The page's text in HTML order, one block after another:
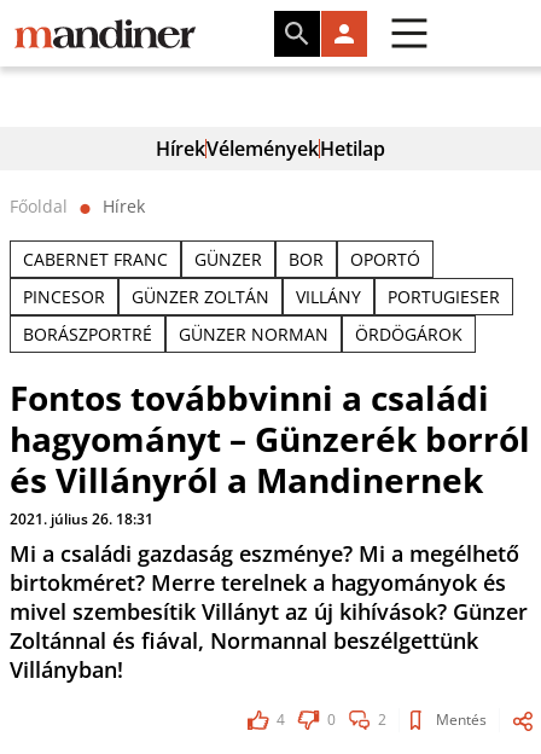
HírekVéleményekHetilap
Főoldal ⬤ Hírek
CABERNET FRANC GÜNZER BOR
OPORTÓ
PINCESOR
GÜNZER ZOLTÁN VILLÁNY
PORTUGIESER
BORÁSZPORTRÉ
GÜNZER NORMAN ÖRDÖGÁROK
Fontos továbbvinni a családi
hagyományt – Günzerék borról
és Villányról a Mandinernek
2021. július 26. 18:31
Mi a családi gazdaság eszménye? Mi a megélhető
birtokméret? Merre terelnek a hagyományok és
mivel szembesítik Villányt az új kihívások? Günzer
Zoltánnal és fiával, Normannal beszélgettünk
Villányban!
4 0 2 Mentés